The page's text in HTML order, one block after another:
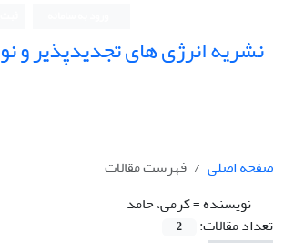
نشریه انرژی های تجدیدپذیر و نو
صفحه اصلی
فهرست مقالات
نویسنده =کرمی، حامد
تعداد مقالات:
2